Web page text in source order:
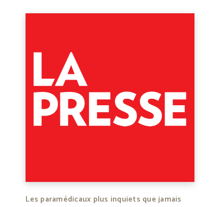
Les paramédicaux plus inquiets que jamais